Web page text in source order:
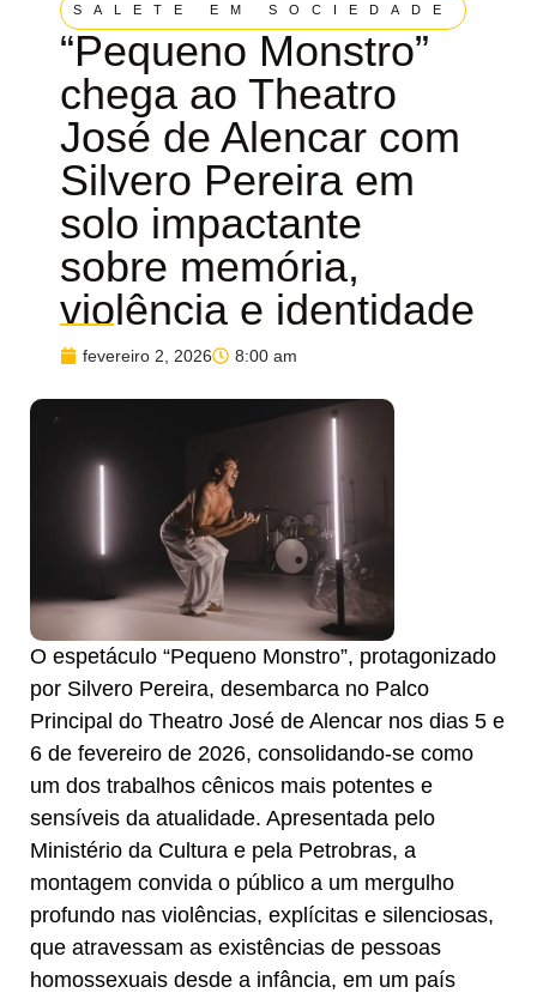
SALETE EM SOCIEDADE
“Pequeno Monstro”
chega ao Theatro
José de Alencar com
Silvero Pereira em
solo impactante
sobre memória,
violência e identidade
fevereiro 2, 2026 8:00 am
O espetáculo “Pequeno Monstro”, protagonizado
por Silvero Pereira, desembarca no Palco
Principal do Theatro José de Alencar nos dias 5 e
6 de fevereiro de 2026, consolidando-se como
um dos trabalhos cênicos mais potentes e
sensíveis da atualidade. Apresentada pelo
Ministério da Cultura e pela Petrobras, a
montagem convida o público a um mergulho
profundo nas violências, explícitas e silenciosas,
que atravessam as existências de pessoas
homossexuais desde a infância, em um país